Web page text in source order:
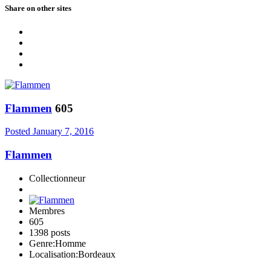
Share on other sites
Flammen 605
Posted January 7, 2016
Flammen
Collectionneur
Membres
605
1398 posts
Genre:Homme
Localisation:Bordeaux